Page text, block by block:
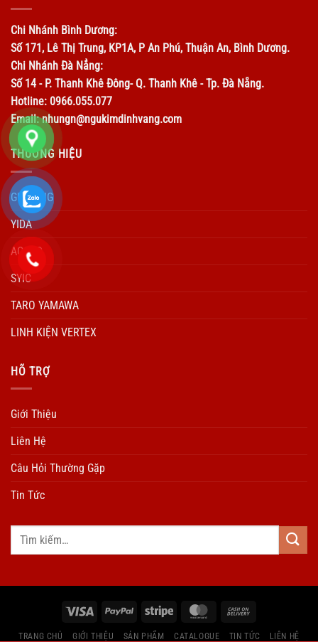
Chi Nhánh Bình Dương:
Số 171, Lê Thị Trung, KP1A, P An Phú, Thuận An, Bình Dương.
Chi Nhánh Đà Nẳng:
Số 14 - P. Thanh Khê Đông- Q. Thanh Khê - Tp. Đà Nẵng.
Hotline: 0966.055.077
Email: nhungn@ngukimdinhvang.com
THƯƠNG HIỆU
GUHRING
YIDA
ACCUD
SYIC
TARO YAMAWA
LINH KIỆN VERTEX
HÕ TRỢ
Giới Thiệu
Liên Hệ
Câu Hỏi Thường Gặp
Tin Tức
TRANG CHỦ GIỚI THIỆU SẢN PHẨM CATALOGUE TIN TỨC LIÊN HỆ